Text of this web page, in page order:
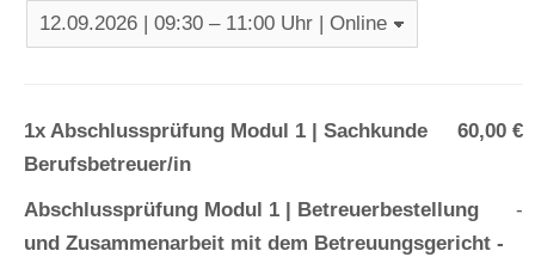
1x Abschlussprüfung Modul 1 | Sachkunde
Berufsbetreuer/in
60,00 €
Abschlussprüfung Modul 1 | Betreuerbestellung
und Zusammenarbeit mit dem Betreuungsgericht -
-